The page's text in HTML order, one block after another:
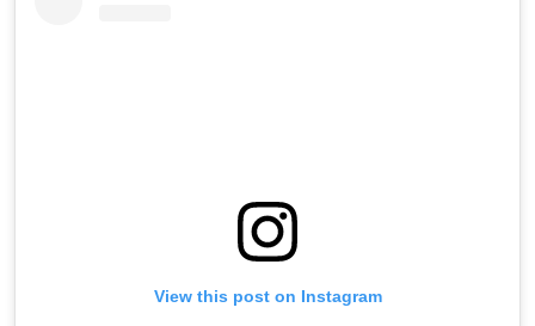
View this post on Instagram